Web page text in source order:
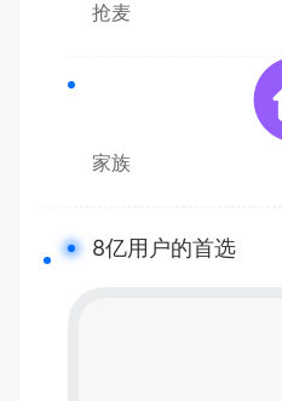
抢麦
家族
8亿用户的首选